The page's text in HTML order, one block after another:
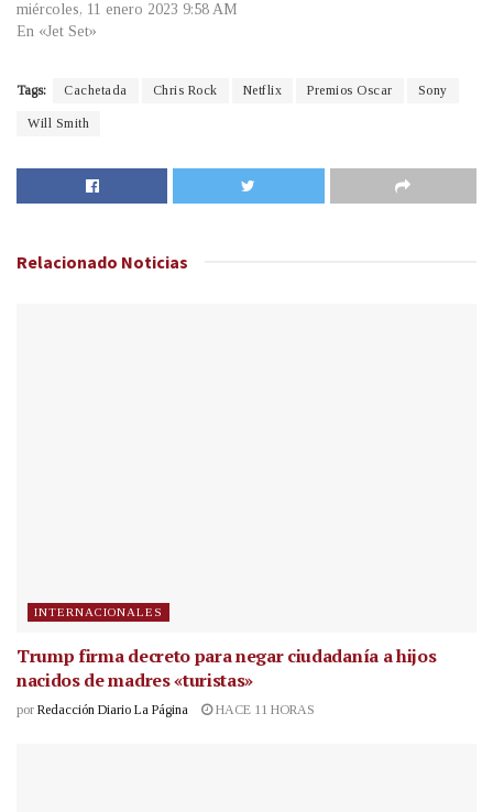
miércoles, 11 enero 2023 9:58 AM
En «Jet Set»
Tags: Cachetada Chris Rock Netflix Premios Oscar Sony
Will Smith
Relacionado Noticias
INTERNACIONALES
Trump firma decreto para negar ciudadanía a hijos
nacidos de madres «turistas»
por Redacción Diario La Página HACE 11 HORAS